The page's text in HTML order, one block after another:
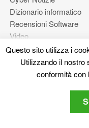
Questo sito utilizza i
Utilizzando il nostro
conformità con
Dizionario informatico
Recensioni Software
Video
Forum
politica sulla